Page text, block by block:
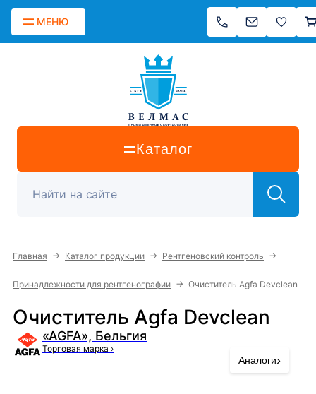
МЕНЮ
Каталог
Главная → Каталог продукции → Рентгеновский контроль →
Принадлежности для рентгенографии → Очиститель Agfa Devclean
Очиститель Agfa Devclean
«AGFA», Бельгия
Торговая марка ›
Аналоги›